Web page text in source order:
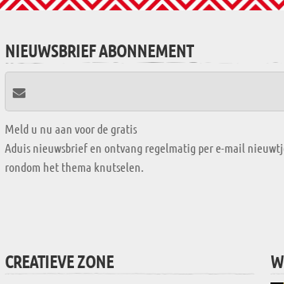
NIEUWSBRIEF ABONNEMENT
Meld u nu aan voor de gratis
Aduis nieuwsbrief en ontvang regelmatig per e-mail
rondom het thema knutselen.
CREATIEVE ZONE